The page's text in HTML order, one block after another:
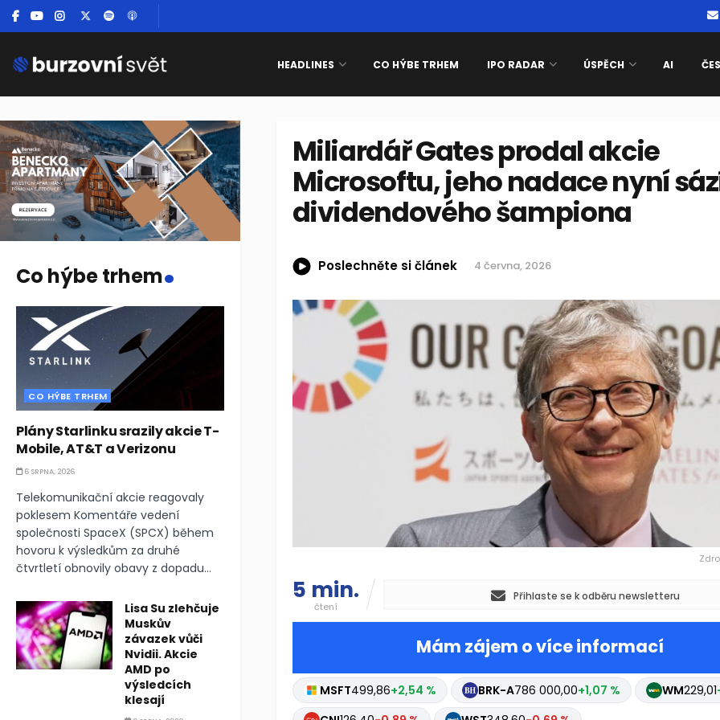
HEADLINES CO HÝBE TRHEM IPO RADAR ÚSPĚCH AI
Miliardář Gates prodal akcie
Microsoftu, jeho nadace nyní
dividendového šampiona
Poslechněte si článek 4 června, 2026
5 min.
čtení
Přihlaste se k odběru newsletteru
Mám zájem o více informací
MSFT499,86+2,54 % BRK-A786 000,00+1,07 % WM229,01
Co hýbe trhem.
CO HÝBE TRHEM
Plány Starlinku srazily akcie T-
Mobile, AT&T a Verizonu
6 SRPNA, 2026
Telekomunikační akcie reagovaly
poklesem Komentáře vedení
společnosti SpaceX (SPCX) během
hovoru k výsledkům za druhé
čtvrtletí obnovily obavy z dopadu...
Lisa Su zlehčuje
Muskův
závazek vůči
Nvidii. Akcie
AMD po
výsledcích
klesají